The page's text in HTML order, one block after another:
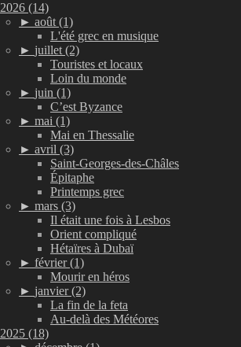
2026 (14)
► août (1)
L'été grec en musique
► juillet (2)
Touristes et locaux
Loin du monde
► juin (1)
C’est Byzance
► mai (1)
Mai en Thessalie
► avril (3)
Saint-Georges-des-Châles
Épitaphe
Printemps grec
► mars (3)
Il était une fois à Lesbos
Orient compliqué
Hétaïres à Dubaï
► février (1)
Mourir en héros
► janvier (2)
La fin de la feta
Au-delà des Météores
2025 (18)